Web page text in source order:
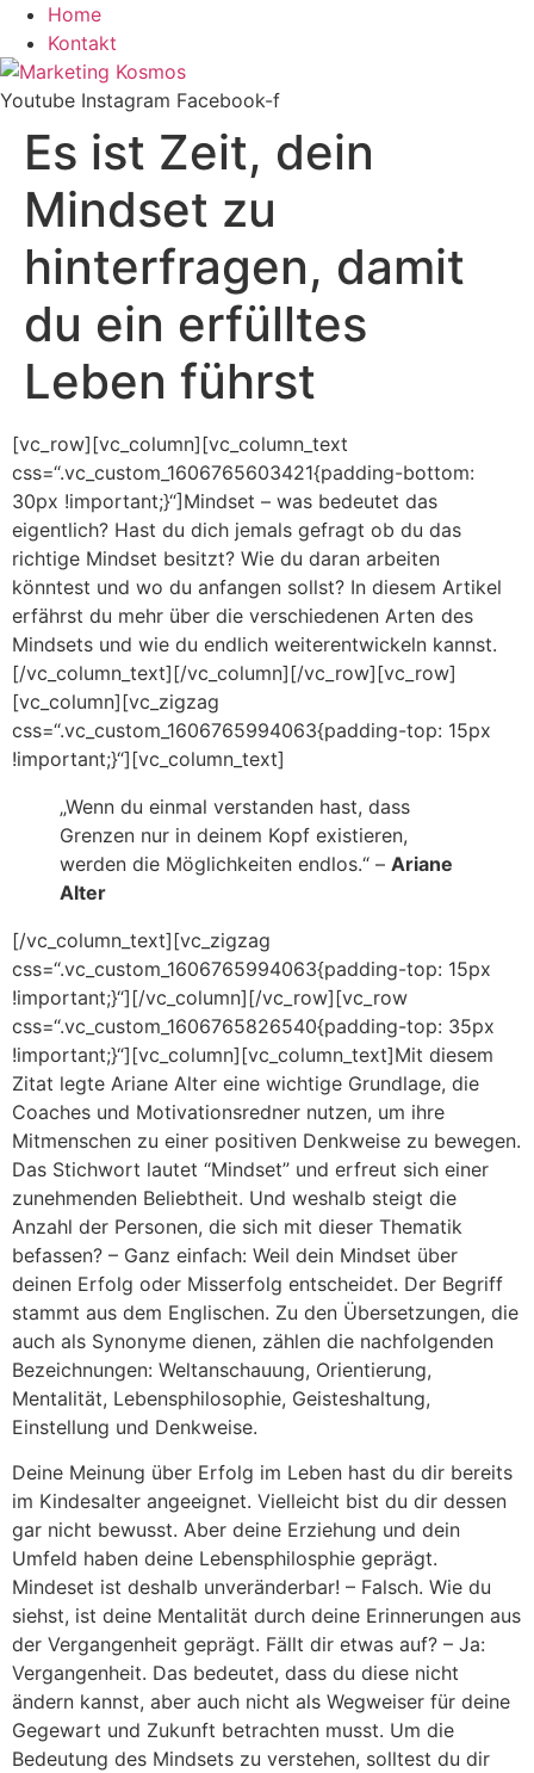
Zum
Inhalt
springen
Home
Kontakt
Youtube Instagram Facebook-f
Es ist Zeit, dein
Mindset zu
hinterfragen, damit
du ein erfülltes
Leben führst
[vc_row][vc_column][vc_column_text
css=“.vc_custom_1606765603421{padding-bottom:
30px !important;}“]Mindset – was bedeutet das
eigentlich? Hast du dich jemals gefragt ob du das
richtige Mindset besitzt? Wie du daran arbeiten
könntest und wo du anfangen sollst? In diesem Artikel
erfährst du mehr über die verschiedenen Arten des
Mindsets und wie du endlich weiterentwickeln kannst.
[/vc_column_text][/vc_column][/vc_row][vc_row]
[vc_column][vc_zigzag
css=“.vc_custom_1606765994063{padding-top: 15px
!important;}“][vc_column_text]
„Wenn du einmal verstanden hast, dass
Grenzen nur in deinem Kopf existieren,
werden die Möglichkeiten endlos.“ – Ariane
Alter
[/vc_column_text][vc_zigzag
css=“.vc_custom_1606765994063{padding-top: 15px
!important;}“][/vc_column][/vc_row][vc_row
css=“.vc_custom_1606765826540{padding-top: 35px
!important;}“][vc_column][vc_column_text]Mit diesem
Zitat legte Ariane Alter eine wichtige Grundlage, die
Coaches und Motivationsredner nutzen, um ihre
Mitmenschen zu einer positiven Denkweise zu bewegen.
Das Stichwort lautet “Mindset” und erfreut sich einer
zunehmenden Beliebtheit. Und weshalb steigt die
Anzahl der Personen, die sich mit dieser Thematik
befassen? – Ganz einfach: Weil dein Mindset über
deinen Erfolg oder Misserfolg entscheidet. Der Begriff
stammt aus dem Englischen. Zu den Übersetzungen, die
auch als Synonyme dienen, zählen die nachfolgenden
Bezeichnungen: Weltanschauung, Orientierung,
Mentalität, Lebensphilosophie, Geisteshaltung,
Einstellung und Denkweise.
Deine Meinung über Erfolg im Leben hast du dir bereits
im Kindesalter angeeignet. Vielleicht bist du dir dessen
gar nicht bewusst. Aber deine Erziehung und dein
Umfeld haben deine Lebensphilosphie geprägt.
Mindeset ist deshalb unveränderbar! – Falsch. Wie du
siehst, ist deine Mentalität durch deine Erinnerungen aus
der Vergangenheit geprägt. Fällt dir etwas auf? – Ja:
Vergangenheit. Das bedeutet, dass du diese nicht
ändern kannst, aber auch nicht als Wegweiser für deine
Gegewart und Zukunft betrachten musst. Um die
Bedeutung des Mindsets zu verstehen, solltest du dir